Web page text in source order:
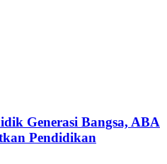
Generasi Bangsa, ABA
Pendidikan